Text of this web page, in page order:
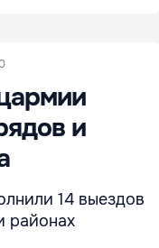
и
14 выездов
районах